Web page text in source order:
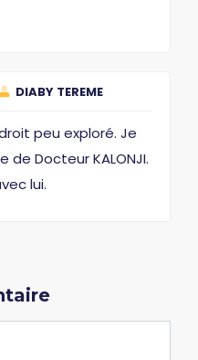
DIABY TEREME
peu exploré. Je
de Docteur KALONJI.
lui.